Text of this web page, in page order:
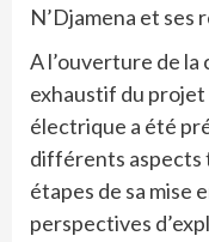
N’Djamena et ses
A l’ouverture de
exhaustif du
électrique a été
différents aspects
étapes de sa mise
perspectives